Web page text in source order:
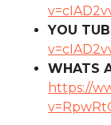
YOU
WHATS
https://